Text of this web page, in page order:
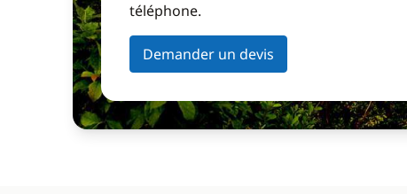
téléphone.
Demander un devis